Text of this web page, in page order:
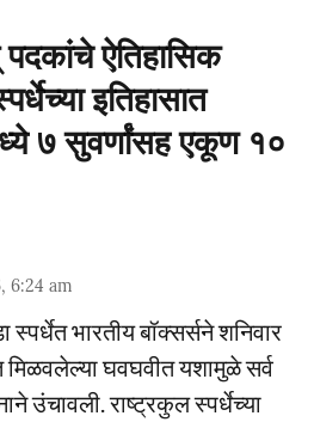
ऐतिहासिक
इतिहासात
७ सुवर्णांसह एकूण १०
6:24 am
स्पर्धेत भारतीय बॉक्सर्सने शनिवार
मिळवलेल्या घवघवीत यशामुळे सर्व
उंचावली. राष्ट्रकुल स्पर्धेच्या